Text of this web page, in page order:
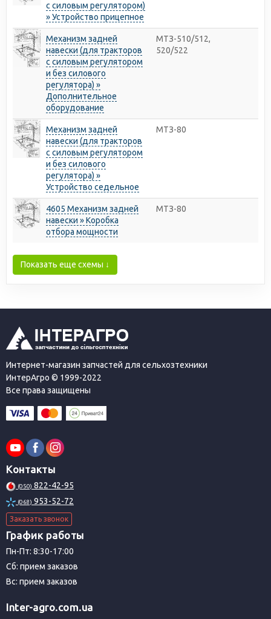
с силовым регулятором)
» Устройство прицепное
Механизм задней
навески (для тракторов
с силовым регулятором
и без силового
регулятора) »
Дополнительное
оборудование
МТЗ-510/512,
520/522
Механизм задней
навески (для тракторов
с силовым регулятором
и без силового
регулятора) »
Устройство седельное
МТЗ-80
4605 Механизм задней
навески » Коробка
отбора мощности
МТЗ-80
Показать еще схемы ↓
Интернет-магазин запчастей для сельхозтехники
ИнтерАгро © 1999-2022
Все права защищены
Контакты
(050) 822-42-95
(068) 953-52-72
Заказать звонок
График работы
Пн-Пт: 8:30-17:00
Сб: прием заказов
Вс: прием заказов
Inter-agro.com.ua